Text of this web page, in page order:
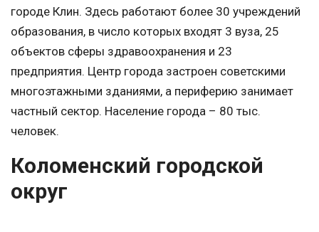
городе Клин. Здесь работают более 30 учреждений
образования, в число которых входят 3 вуза, 25
объектов сферы здравоохранения и 23
предприятия. Центр города застроен советскими
многоэтажными зданиями, а периферию занимает
частный сектор. Население города – 80 тыс.
человек.
Коломенский городской
округ